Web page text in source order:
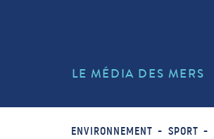
LE MÉDIA DES MERS
ENVIRONNEMENT SPORT